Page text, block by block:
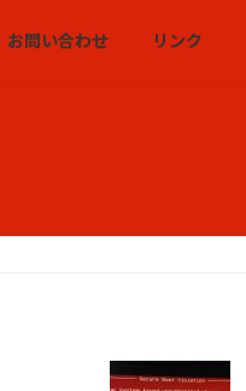
お問い合わせ リンク